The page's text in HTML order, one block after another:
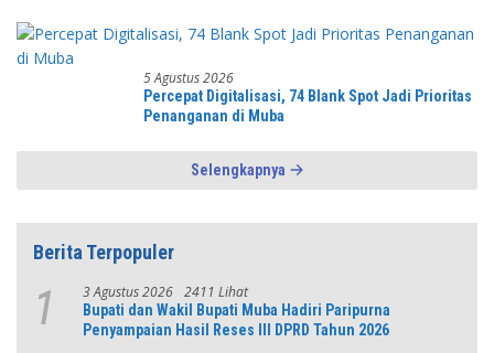
5 Agustus 2026
Percepat Digitalisasi, 74 Blank Spot Jadi Prioritas
Penanganan di Muba
Selengkapnya
Berita Terpopuler
1 3 Agustus 2026 2411 Lihat
Bupati dan Wakil Bupati Muba Hadiri Paripurna
Penyampaian Hasil Reses III DPRD Tahun 2026